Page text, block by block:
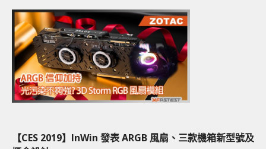
【CES 2019】InWin 發表 ARGB 風扇、三款機箱新型號及